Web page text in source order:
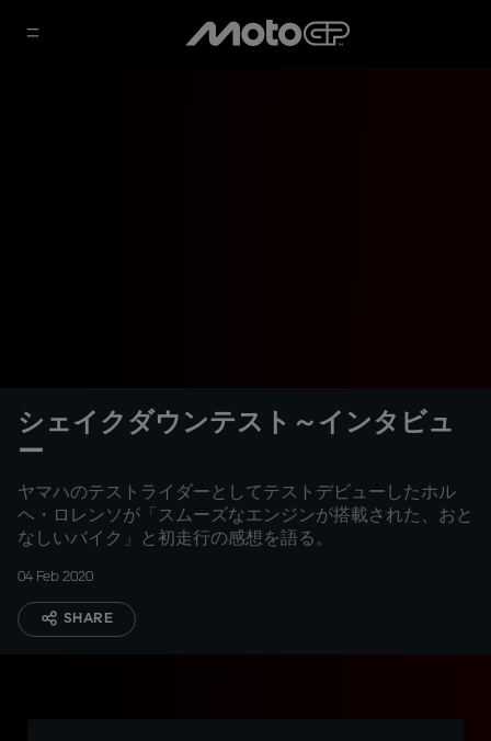
シェイクダウンテスト～インタビュ
ー
ヤマハのテストライダーとしてテストデビューしたホル
ヘ・ロレンソが「スムーズなエンジンが搭載された、おと
なしいバイク」と初走行の感想を語る。
04 Feb 2020
SHARE